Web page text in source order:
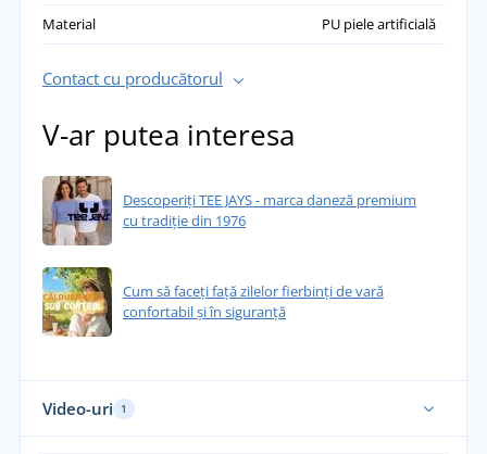
Material PU piele artificială
Contact cu producătorul
V-ar putea interesa
Descoperiți TEE JAYS - marca daneză premium
cu tradiție din 1976
Cum să faceți față zilelor fierbinți de vară
confortabil și în siguranță
Video-uri 1